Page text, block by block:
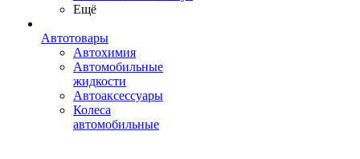
Ещё
Автотовары
Автохимия
Автомобильные
жидкости
Автоаксессуары
Колеса
автомобильные